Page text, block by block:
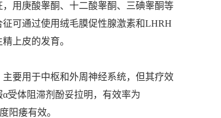
庚酸睾酮、十二酸睾酮、三碘睾酮等
可通过使用绒毛膜促性腺激素和LHRH
上皮的发育。
要用于中枢和外周神经系统，但其疗效
受体阻滞剂酚妥拉明，有效率为
阳痿有效。